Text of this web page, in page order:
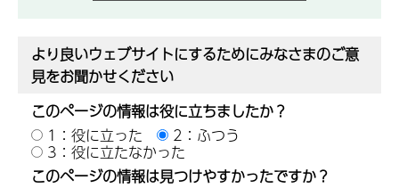
より良いウェブサイトにするためにみなさまのご意
見をお聞かせください
このページの情報は役に立ちましたか？
1：役に立った
2：ふつう
3：役に立たなかった
このページの情報は見つけやすかったですか？